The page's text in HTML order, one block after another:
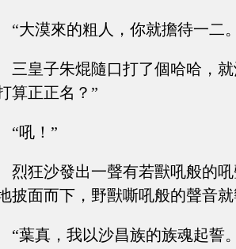
“大漠來的粗人，你就擔待一二
三皇子朱焜隨口打了個哈哈，
算正正名？”
“吼！”
烈狂沙發出一聲有若獸吼般的
披面而下，野獸嘶吼般的聲音
“葉真，我以沙昌族的族魂起誓